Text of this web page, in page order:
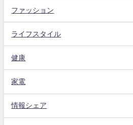
ファッション
ライフスタイル
健康
家電
情報シェア